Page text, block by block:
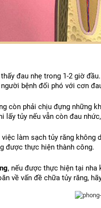
đau nhẹ trong 1-2 giờ
bệnh đối phó với cơn
còn phải chịu đựng những
tủy nếu vẫn còn đau
làm sạch tủy răng
được thực hiện thành công.
, nếu được thực hiện tại nha
về vấn đề chữa tủy răng,